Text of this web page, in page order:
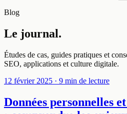
Blog
Le journal.
Études de cas, guides pratiques et
SEO, applications et culture digitale.
12 février 2025 · 9 min de lecture
Données personnelles